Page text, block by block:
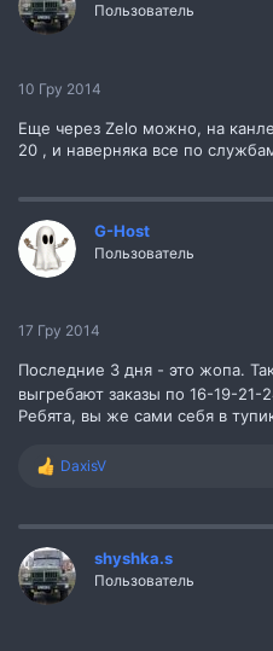
Пользователь
10 Гру 2014
Еще через Zelo можно, на
20 , и наверняка все по
G-Host
Пользователь
17 Гру 2014
Последние 3 дня - это жопа.
выгребают заказы по 16-19-21-
Ребята, вы же сами себя в
Р
к
ц
і
ї
:
DaxisV
shyshka.s
Пользователь